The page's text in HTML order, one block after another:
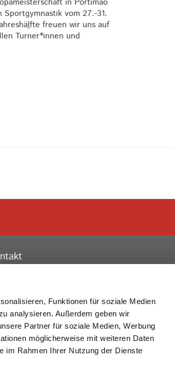
Funktionen für soziale Medien
analysieren. Außerdem geben wir
Partner für soziale Medien, Werbung
möglicherweise mit weiteren Daten
im Rahmen Ihrer Nutzung der Dienste
vom 27.-31.
lfte freuen wir uns auf
Turner*innen und
Alsfeld
069 6773772-0
06631 705-20
info@htv-online.de